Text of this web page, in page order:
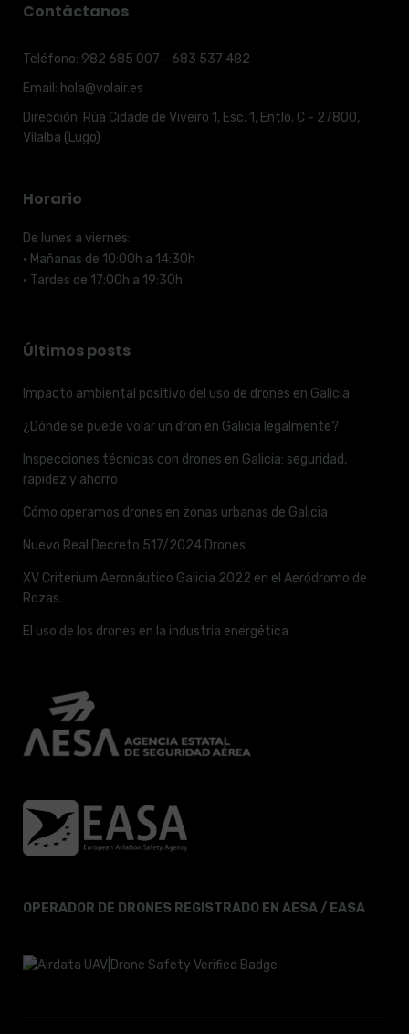
Contáctanos
Teléfono: 982 685 007 - 683 537 482
Email: hola@volair.es
Dirección: Rúa Cidade de Viveiro 1, Esc. 1, Entlo. C - 27800,
Vilalba (Lugo)
Horario
De lunes a viernes:
· Mañanas de 10:00h a 14:30h
· Tardes de 17:00h a 19:30h
Últimos posts
Impacto ambiental positivo del uso de drones en Galicia
¿Dónde se puede volar un dron en Galicia legalmente?
Inspecciones técnicas con drones en Galicia: seguridad,
rapidez y ahorro
Cómo operamos drones en zonas urbanas de Galicia
Nuevo Real Decreto 517/2024 Drones
XV Criterium Aeronáutico Galicia 2022 en el Aeródromo de
Rozas.
El uso de los drones en la industria energética
OPERADOR DE DRONES REGISTRADO EN AESA / EASA